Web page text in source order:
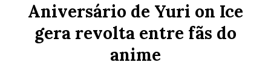
Aniversário de Yuri on Ice
gera revolta entre fãs do
anime